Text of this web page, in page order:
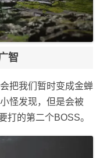
智
把我们暂时变成金蝉
怪发现，但是会被
打的第二个BOSS。